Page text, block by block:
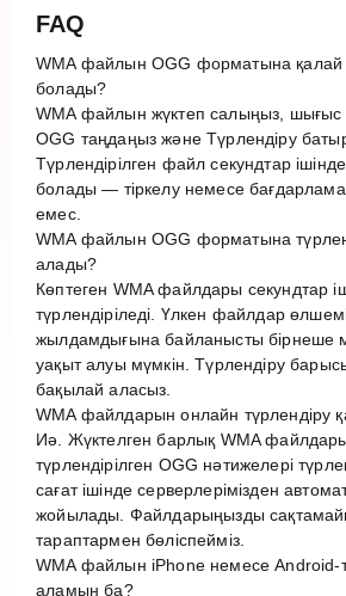
FAQ
WMA файлын OGG форматына қалай
болады?
WMA файлын жүктеп салыңыз, шығыс
OGG таңдаңыз және Түрлендіру
Түрлендірілген файл секундтар
болады — тіркелу немесе
емес.
WMA файлын OGG форматына
алады?
Көптеген WMA файлдары секундтар
түрлендіріледі. Үлкен файлдар
жылдамдығына байланысты бірнеше
уақыт алуы мүмкін. Түрлендіру
бақылай аласыз.
WMA файлдарын онлайн түрлендіру
Иә. Жүктелген барлық WMA
түрлендірілген OGG нәтижелері
сағат ішінде серверлерімізден
жойылады. Файлдарыңызды
тараптармен бөліспейміз.
WMA файлын iPhone немесе Android-
аламын ба?